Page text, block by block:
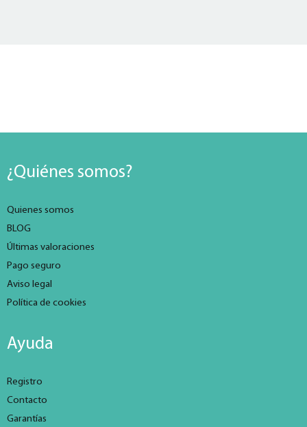
¿Quiénes somos?
Quienes somos
BLOG
Últimas valoraciones
Pago seguro
Aviso legal
Política de cookies
Ayuda
Registro
Contacto
Garantías